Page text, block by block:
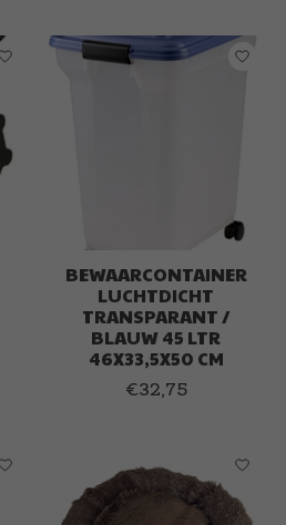
BEWAARCONTAINER
LUCHTDICHT
TRANSPARANT /
BLAUW 45 LTR
46X33,5X50 CM
€32,75